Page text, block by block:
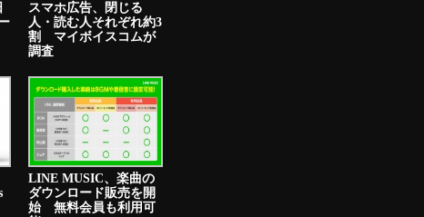
スマホ広告、閉じる
人・読む人それぞれ約3
割 マイボイスコムが
調査
LINE MUSIC、楽曲の
ダウンロード販売を開
始 無料会員も利用可